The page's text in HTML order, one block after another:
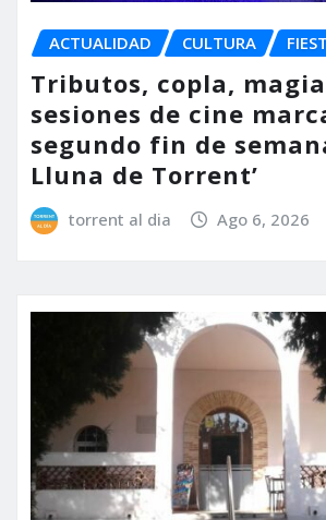
ACTUALIDAD CULTURA
Tributos, copla,
sesiones de cine
segundo fin de
Lluna de Torrent’
torrent al dia Ago 6, 2026